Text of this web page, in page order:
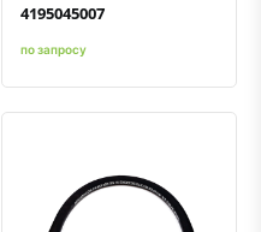
4195045007
по запросу